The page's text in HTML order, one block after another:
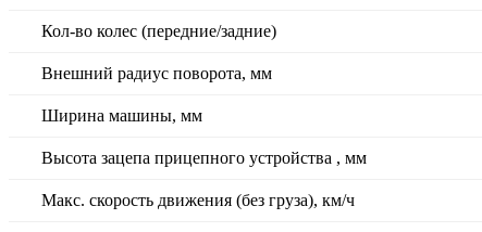
Кол-во колес (передние/задние)
Внешний радиус поворота, мм
Ширина машины, мм
Высота зацепа прицепного устройства , мм
Макс. скорость движения (без груза), км/ч